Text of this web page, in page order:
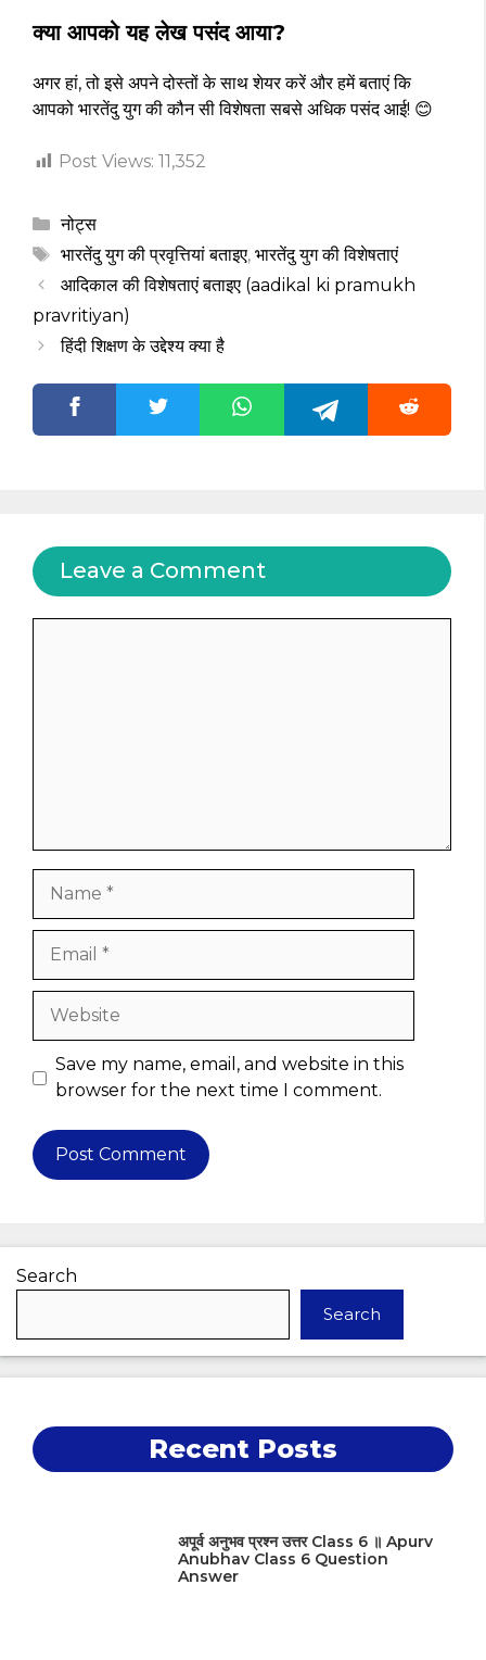
क्या आपको यह लेख पसंद आया?
अगर हां, तो इसे अपने दोस्तों के साथ शेयर करें और हमें बताएं कि
आपको भारतेंदु युग की कौन सी विशेषता सबसे अधिक पसंद आई! 😊
Post Views: 11,352
Categories
नोट्स
Tags
भारतेंदु युग की प्रवृत्तियां बताइए, भारतेंदु युग की विशेषताएं
आदिकाल की विशेषताएं बताइए (aadikal ki pramukh
pravritiyan)
हिंदी शिक्षण के उद्देश्य क्या है
Leave a Comment
Website
Save my name, email, and website in this
browser for the next time I comment.
Search
Search
Recent Posts
अपूर्व अनुभव प्रश्न उत्तर Class 6 ॥ Apurv
Anubhav Class 6 Question
Answer